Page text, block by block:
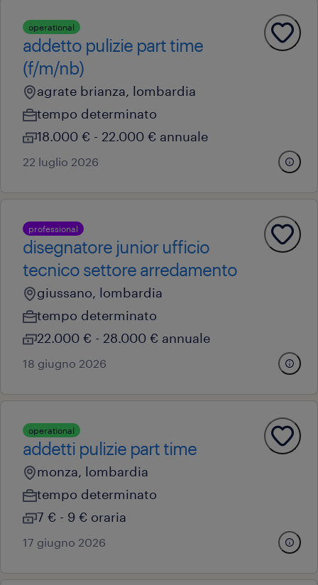
operational
addetto pulizie part time
(f/m/nb)
agrate brianza, lombardia
tempo determinato
18.000 € - 22.000 € annuale
22 luglio 2026
professional
disegnatore junior ufficio
tecnico settore arredamento
giussano, lombardia
tempo determinato
22.000 € - 28.000 € annuale
18 giugno 2026
operational
addetti pulizie part time
monza, lombardia
tempo determinato
7 € - 9 € oraria
17 giugno 2026